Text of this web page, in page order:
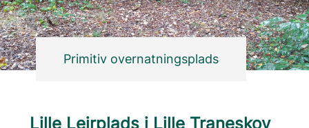
Primitiv overnatningsplads
Lille Lejrplads i Lille Traneskov